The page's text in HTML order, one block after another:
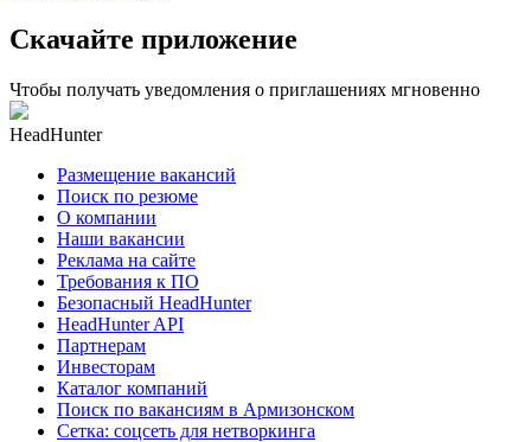
Скачайте приложение
Чтобы получать уведомления о приглашениях мгновенно
HeadHunter
Размещение вакансий
Поиск по резюме
О компании
Наши вакансии
Реклама на сайте
Требования к ПО
Безопасный HeadHunter
HeadHunter API
Партнерам
Инвесторам
Каталог компаний
Поиск по вакансиям в Армизонском
Сетка: соцсеть для нетворкинга